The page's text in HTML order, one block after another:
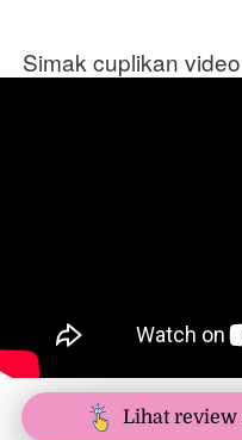
Simak cuplikan
` Lihat review